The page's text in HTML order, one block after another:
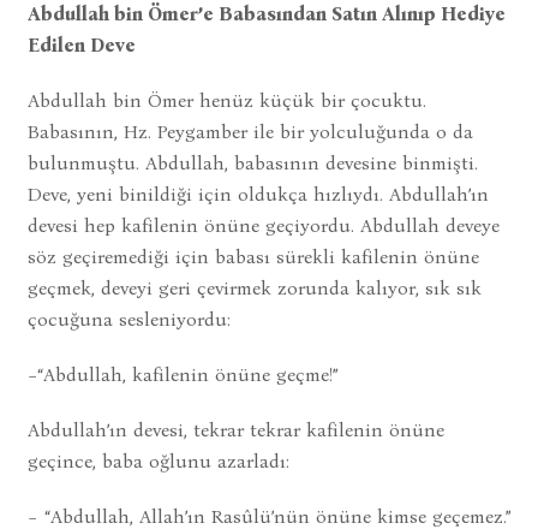
Abdullah bin Ömer’e Babasından Satın Alınıp Hediye
Edilen Deve
Abdullah bin Ömer henüz küçük bir çocuktu.
Babasının, Hz. Peygamber ile bir yolculuğunda o da
bulunmuştu. Abdullah, babasının devesine binmişti.
Deve, yeni binildiği için oldukça hızlıydı. Abdullah’ın
devesi hep kafilenin önüne geçiyordu. Abdullah deveye
söz geçiremediği için babası sürekli kafilenin önüne
geçmek, deveyi geri çevirmek zorunda kalıyor, sık sık
çocuğuna sesleniyordu:
−“Abdullah, kafilenin önüne geçme!”
Abdullah’ın devesi, tekrar tekrar kafilenin önüne
geçince, baba oğlunu azarladı:
− “Abdullah, Allah’ın Rasûlü’nün önüne kimse geçemez.”